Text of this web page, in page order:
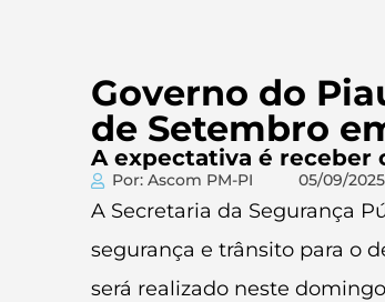
Governo do
de Setembro
A expectativa é receber
Por: Ascom PM-PI 05/09/2025
A Secretaria da Segurança
segurança e trânsito para o
será realizado neste